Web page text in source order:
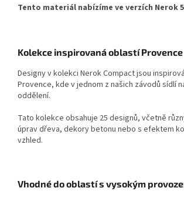
Tento materiál nabízíme ve verzích Nerok
Kolekce inspirovaná oblastí Provence
Designy v kolekci Nerok Compact jsou
Provence, kde v jednom z našich závodů sídlí
oddělení.
Tato kolekce obsahuje 25 designů, včetně
úprav dřeva, dekory betonu nebo s efektem
vzhled.
Vhodné do oblastí s vysokým